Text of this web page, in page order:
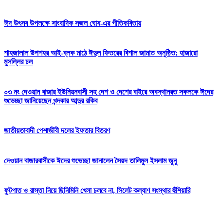
ঈদ উৎসব উপলক্ষে সাংবাদিক সজল ঘোষ-এর গীতিকবিতায়
শাহজালাল উপশহর আই-ব্লক মাঠে ঈদুল ফিতরের বিশাল জামাত অনুষ্ঠিত: হাজারো
মুসল্লির ঢল
০৩ নং দেওয়ান বাজার ইউনিয়নবাসী সহ দেশ ও দেশের বাইরে অবস্থানরত সকলকে ঈদের
শুভেচ্ছা জানিয়েছেন খন্দকার আব্দুর রকিব
জাতীয়তাবাদী পেশাজীবী দলের ইফতার বিতরণ
দেওয়ান বাজারবাসীকে ঈদের শুভেচ্ছা জানালেন সৈয়দ তালিমুল ইসলাম জুনু
ফুটপাত ও রাস্তা নিয়ে ছিনিমিনি খেলা চলবে না, সিলেট কল্যাণ সংস্থার হুঁশিয়ারি